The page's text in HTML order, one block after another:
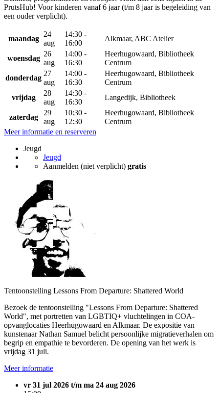
PrutsHub! Voor kinderen vanaf 6 jaar (t/m 8 jaar is begeleiding van
een ouder verplicht).
maandag
24
aug
14:30 -
16:00
Alkmaar, ABC Atelier
woensdag
26
aug
14:00 -
16:30
Heerhugowaard, Bibliotheek
Centrum
donderdag
27
aug
14:00 -
16:30
Heerhugowaard, Bibliotheek
Centrum
vrijdag
28
aug
14:30 -
16:30
Langedijk, Bibliotheek
zaterdag
29
aug
10:30 -
12:30
Heerhugowaard, Bibliotheek
Centrum
Meer informatie en reserveren
Jeugd
Jeugd
Aanmelden (niet verplicht) gratis
Tentoonstelling Lessons From Departure: Shattered World
Bezoek de tentoonstelling "Lessons From Departure: Shattered
World", met portretten van LGBTIQ+ vluchtelingen in COA-
opvanglocaties Heerhugowaard en Alkmaar. De expositie van
kunstenaar Nathan Samuel belicht persoonlijke migratieverhalen om
begrip en empathie te bevorderen. De opening van het werk is
vrijdag 31 juli.
Meer informatie
vr 31 jul 2026 t/m ma 24 aug 2026